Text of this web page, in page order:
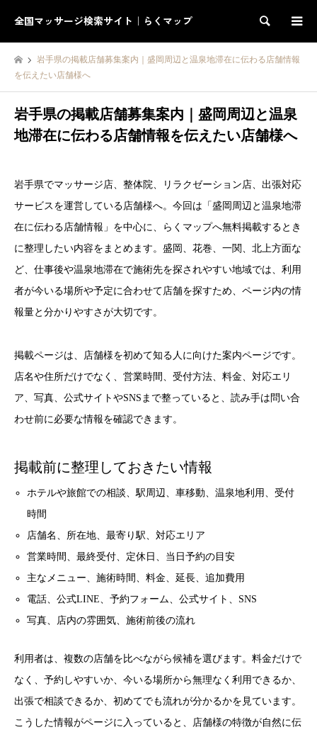
全国マッサージ検索サイト｜らくマップ 検索
岩手県の掲載店舗募集案内｜盛岡周辺と温泉地滞在に伝わる店舗情報
を伝えたい店舗様へ
岩手県の掲載店舗募集案内｜盛岡周辺と温泉
地滞在に伝わる店舗情報を伝えたい店舗様へ
岩手県でマッサージ店、整体院、リラクゼーション店、出張対応
サービスを運営している店舗様へ。今回は「盛岡周辺と温泉地滞
在に伝わる店舗情報」を中心に、らくマップへ無料掲載するとき
に整理したい内容をまとめます。盛岡、花巻、一関、北上方面な
ど、仕事後や温泉地滞在で施術先を探されやすい地域では、利用
者が今いる場所や予定に合わせて店舗を探すため、ページ内の情
報量と分かりやすさが大切です。
掲載ページは、店舗様を初めて知る人に向けた案内ページです。
店名や住所だけでなく、営業時間、受付方法、料金、対応エリ
ア、写真、公式サイトやSNSまで整っていると、読み手は問い合
わせ前に必要な情報を確認できます。
掲載前に整理しておきたい情報
ホテルや旅館での相談、駅周辺、車移動、温泉地利用、受付
時間
店舗名、所在地、最寄り駅、対応エリア
営業時間、最終受付、定休日、当日予約の目安
主なメニュー、施術時間、料金、延長、追加費用
電話、公式LINE、予約フォーム、公式サイト、SNS
写真、店内の雰囲気、施術前後の流れ
利用者は、複数の店舗を比べながら候補を選びます。料金だけで
なく、予約しやすいか、今いる場所から無理なく利用できるか、
出張で相談できるか、初めてでも流れが分かるかを見ています。
こうした情報がページに入っていると、店舗様の特徴が自然に伝